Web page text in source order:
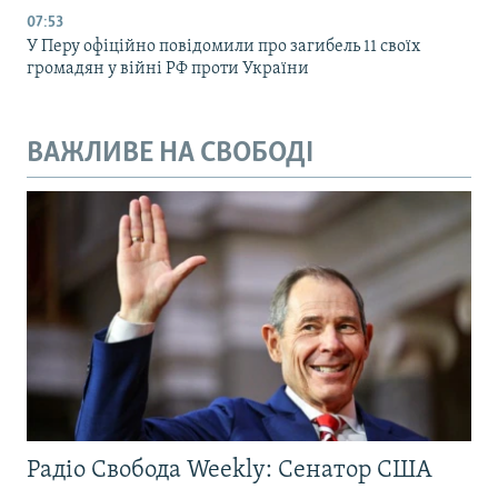
07:53
У Перу офіційно повідомили про загибель 11 своїх
громадян у війні РФ проти України
ВАЖЛИВЕ НА СВОБОДІ
Радіо Свобода Weekly: Сенатор США